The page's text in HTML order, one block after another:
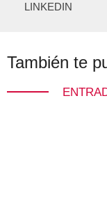
LINKEDIN
También te